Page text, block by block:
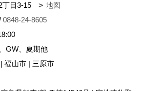
丁目3-15
地図
0848-24-8605
GW、夏期他
福山市 | 三原市